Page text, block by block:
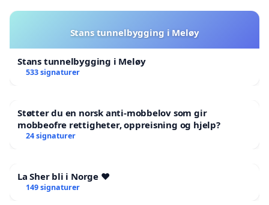
Stans tunnelbygging i Meløy
Stans tunnelbygging i Meløy
533 signaturer
Støtter du en norsk anti-mobbelov som gir
mobbeofre rettigheter, oppreisning og hjelp?
24 signaturer
La Sher bli i Norge ❤️
149 signaturer